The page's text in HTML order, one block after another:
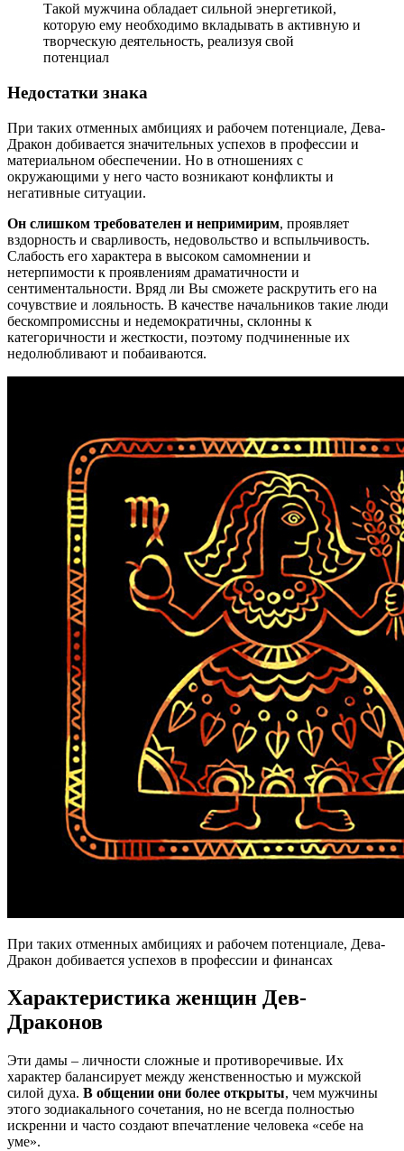
Такой мужчина обладает сильной энергетикой,
которую ему необходимо вкладывать в активную и
творческую деятельность, реализуя свой
потенциал
Недостатки знака
При таких отменных амбициях и рабочем потенциале, Дева-
Дракон добивается значительных успехов в профессии и
материальном обеспечении. Но в отношениях с
окружающими у него часто возникают конфликты и
негативные ситуации.
Он слишком требователен и непримирим, проявляет
вздорность и сварливость, недовольство и вспыльчивость.
Слабость его характера в высоком самомнении и
нетерпимости к проявлениям драматичности и
сентиментальности. Вряд ли Вы сможете раскрутить его на
сочувствие и лояльность. В качестве начальников такие люди
бескомпромиссны и недемократичны, склонны к
категоричности и жесткости, поэтому подчиненные их
недолюбливают и побаиваются.
При таких отменных амбициях и рабочем потенциале, Дева-
Дракон добивается успехов в профессии и финансах
Характеристика женщин Дев-
Драконов
Эти дамы – личности сложные и противоречивые. Их
характер балансирует между женственностью и мужской
силой духа. В общении они более открыты, чем мужчины
этого зодиакального сочетания, но не всегда полностью
искренни и часто создают впечатление человека «себе на
уме».